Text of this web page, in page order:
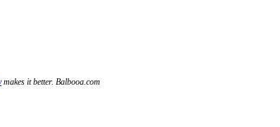
makes it better. Balbooa.com